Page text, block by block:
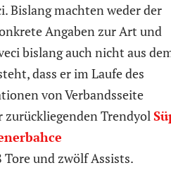
Bislang machten weder der
Angaben zur Art und
bislang auch nicht aus
dass er im Laufe des
von Verbandsseite
zurückliegenden Trendyol
und zwölf Assists.